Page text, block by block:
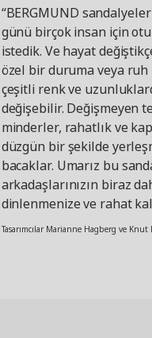
bir yol açıyor
Koltuğun dolgusu ve
dolaşmış liflere kıyasla
küçük dikey liflerden
sonra koltuğun
konforunu daha da
teknik geliştirdi. “Waffle
Polyester elyaflar,
sabitlendiği özel bir alete
geliştirme sürecinin
BERGMUND'un
konforunun keyfini
daha iyi anların keyfini
“BERGMUND
günü birçok insan için
istedik. Ve hayat
özel bir duruma veya ruh
çeşitli renk ve
değişebilir. Değişmeyen
minderler, rahatlık ve
düzgün bir şekilde
bacaklar. Umarız bu
arkadaşlarınızın biraz
dinlenmenize ve rahat
Tasarımcılar Marianne Hagberg ve Knut